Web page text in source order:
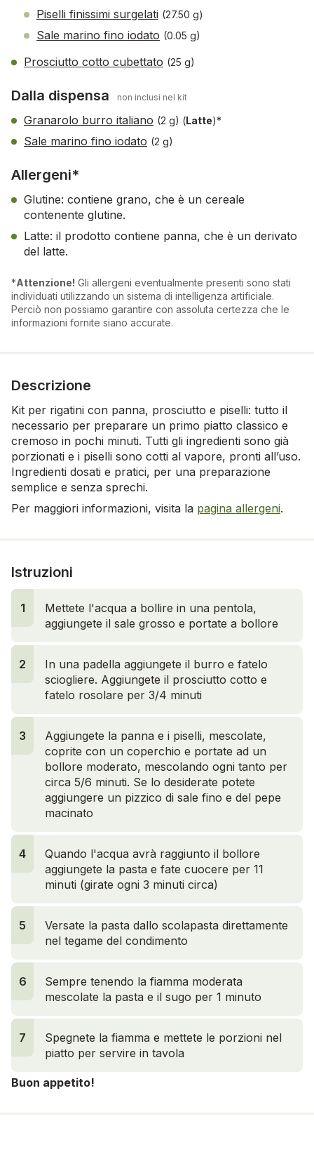
Piselli finissimi surgelati (27.50 g)
Sale marino fino iodato (0.05 g)
Prosciutto cotto cubettato (25 g)
Dalla dispensa non inclusi nel kit
Granarolo burro italiano (2 g) (Latte)*
Sale marino fino iodato (2 g)
Allergeni*
Glutine: contiene grano, che è un cereale
contenente glutine.
Latte: il prodotto contiene panna, che è un derivato
del latte.
*Attenzione! Gli allergeni eventualmente presenti sono stati
individuati utilizzando un sistema di intelligenza artificiale.
Perciò non possiamo garantire con assoluta certezza che le
informazioni fornite siano accurate.
Descrizione
Kit per rigatini con panna, prosciutto e piselli: tutto il
necessario per preparare un primo piatto classico e
cremoso in pochi minuti. Tutti gli ingredienti sono già
porzionati e i piselli sono cotti al vapore, pronti all’uso.
Ingredienti dosati e pratici, per una preparazione
semplice e senza sprechi.
Per maggiori informazioni, visita la pagina allergeni.
Istruzioni
1
Mettete l'acqua a bollire in una pentola,
aggiungete il sale grosso e portate a bollore
1
3
In una padella aggiungete il burro e fatelo
sciogliere. Aggiungete il prosciutto cotto e
fatelo rosolare per 3/4 minuti
2
3
Aggiungete la panna e i piselli, mescolate,
coprite con un coperchio e portate ad un
bollore moderato, mescolando ogni tanto per
circa 5/6 minuti. Se lo desiderate potete
aggiungere un pizzico di sale fino e del pepe
macinato
4
Quando l'acqua avrà raggiunto il bollore
aggiungete la pasta e fate cuocere per 11
minuti (girate ogni 3 minuti circa)
4
5
Versate la pasta dallo scolapasta direttamente
nel tegame del condimento
6
Sempre tenendo la fiamma moderata
mescolate la pasta e il sugo per 1 minuto
7
Spegnete la fiamma e mettete le porzioni nel
piatto per servire in tavola
Buon appetito!